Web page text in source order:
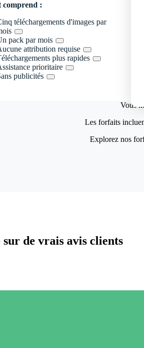
:
téléchargements d'images par
pack par mois
attribution requise
plus rapides
prioritaire
publicités
Vous
Les forfaits
Explorez nos
de vrais avis clients